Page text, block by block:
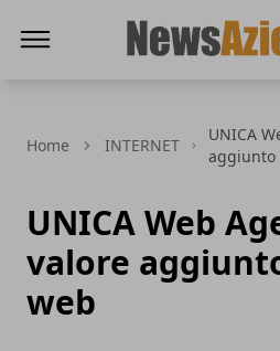
Home INTERNET
UNICA
aggiunto
UNICA Web
valore
web